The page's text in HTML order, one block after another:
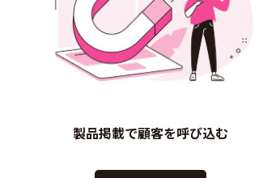
製品掲載で顧客を呼び込む